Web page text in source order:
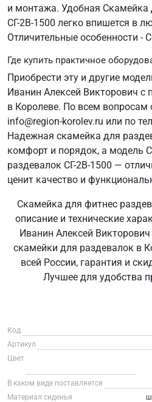
и монтажа. Удобная Скамейка
СГ-2В-1500 легко впишется в
Отличительные особенности -
Где купить практичное
Приобрести эту и другие
Иванин Алексей Викторович с
в Королеве. По всем вопросам
info@region-korolev.ru или по
Надежная скамейка для
комфорт и порядок, а модель
раздевалок СГ-2В-1500 —
ценит качество и
Скамейка для фитнес
описание и технические
Иванин Алексей
скамейки для раздевалок в
всей России, гарантия и
Лучшее для удобства
Код
Артикул
Цвет
В каком виде поставляется
Материал сиденья